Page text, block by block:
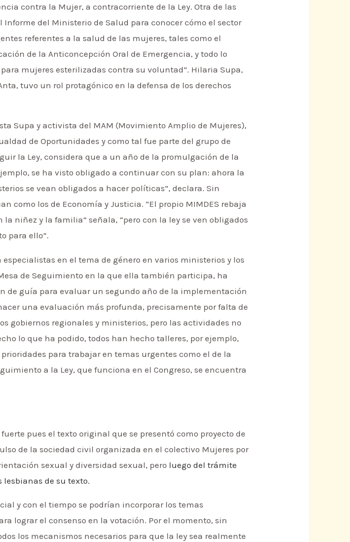
contra la Mujer, a contracorriente de la Ley. Otra de las
del Ministerio de Salud para conocer cómo el sector
referentes a la salud de las mujeres, tales como el
de la Anticoncepción Oral de Emergencia, y todo lo
mujeres esterilizadas contra su voluntad”. Hilaria Supa,
tuvo un rol protagónico en la defensa de los derechos
Supa y activista del MAM (Movimiento Amplio de Mujeres),
de Oportunidades y como tal fue parte del grupo de
la Ley, considera que a un año de la promulgación de la
se ha visto obligado a continuar con su plan: ahora la
se vean obligados a hacer políticas”, declara. Sin
como los de Economía y Justicia. “El propio MIMDES rebaja
niñez y la familia” señala, “pero con la ley se ven obligados
para ello”.
en el tema de género en varios ministerios y los
de Seguimiento en la que ella también participa, ha
de guía para evaluar un segundo año de la implementación
una evaluación más profunda, precisamente por falta de
gobiernos regionales y ministerios, pero las actividades no
lo que ha podido, todos han hecho talleres, por ejemplo,
para trabajar en temas urgentes como el de la
a la Ley, que funciona en el Congreso, se encuentra
pues el texto original que se presentó como proyecto de
de la sociedad civil organizada en el colectivo Mujeres por
sexual y diversidad sexual, pero luego del trámite
de su texto.
y con el tiempo se podrían incorporar los temas
lograr el consenso en la votación. Por el momento, sin
los mecanismos necesarios para que la ley sea realmente